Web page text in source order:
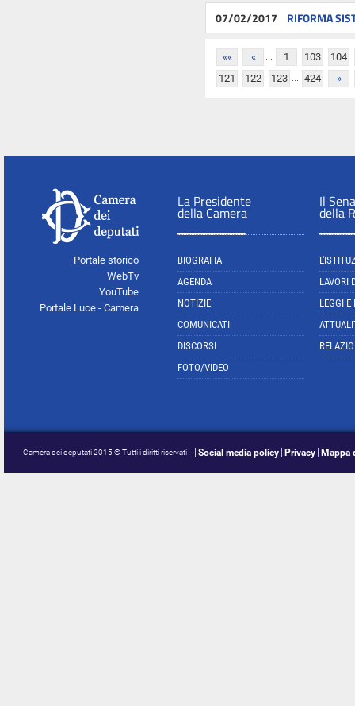
07/02/2017 RIFORMA
«« « 1
... 103
104
121
122 123 ... 424 »
Portale storico
WebTv
YouTube
Portale Luce - Camera
La Presidente
della Camera
BIOGRAFIA
AGENDA
NOTIZIE
COMUNICATI
DISCORSI
FOTO/VIDEO
Il
della
LAVORI
LEGGI E
Camera dei deputati 2015 © Tutti i diritti riservati Social media policy Privacy Mappa